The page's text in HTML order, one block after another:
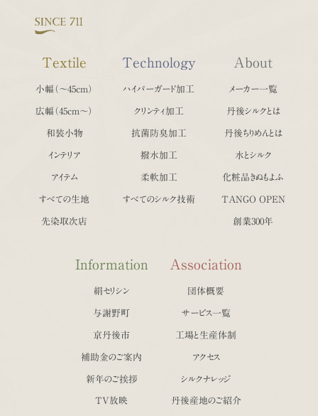
Textile
小幅（〜45cm）
広幅（45cm〜）
和装小物
インテリア
アイテム
すべての生地
先染取次店
Technology
ハイパーガード加工
クリンティ加工
抗菌防臭加工
撥水加工
柔軟加工
すべてのシルク技術
About
メーカー一覧
丹後シルクとは
丹後ちりめんとは
水とシルク
化粧品きぬもよふ
TANGO OPEN
創業300年
Information
絹セリシン
与謝野町
京丹後市
補助金のご案内
新年のご挨拶
TV放映
Association
団体概要
サービス一覧
工場と生産体制
アクセス
シルクナレッジ
丹後産地のご紹介